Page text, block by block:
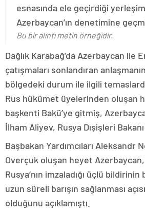
esnasında ele geçirdiği
Azerbaycan’ın denetimine
Bu bir alıntı metin örneğidir.
Dağlık Karabağ’da Azerbaycan ile
çatışmaları sonlandıran
bölgedeki durum ile ilgili
Rus hükümet üyelerinden oluşan
başkenti Bakü’ye gitmiş,
İlham Aliyev, Rusya Dışişleri
Başbakan Yardımcıları Aleksandr
Overçuk oluşan heyet
Rusya’nın imzaladığı üçlü
uzun süreli barışın sağlanması
olduğunu açıklamıştı.